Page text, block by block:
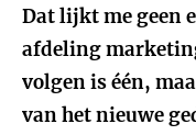
Dat lijkt me geen
afdeling
volgen is één,
van het nieuwe